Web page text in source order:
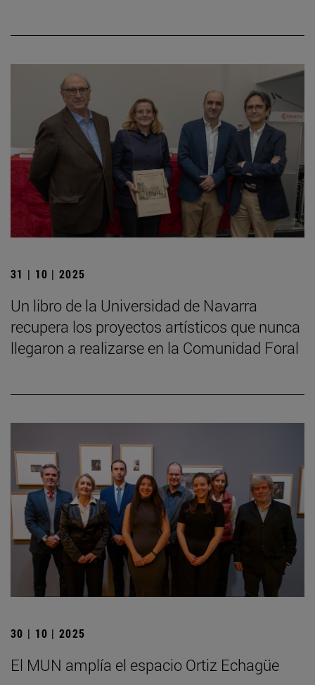
31 | 10 | 2025
Un libro de la Universidad de Navarra
recupera los proyectos artísticos que nunca
llegaron a realizarse en la Comunidad Foral
30 | 10 | 2025
El MUN amplía el espacio Ortiz Echagüe